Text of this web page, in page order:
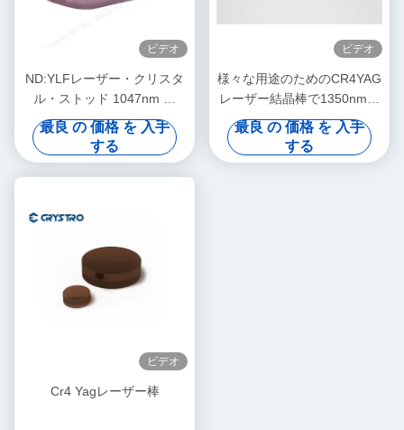
ビデオ
ND:YLFレーザー・クリスタ
ル・ストッド 1047nm と
1053nm で使用
最良 の 価格 を 入手
する
ビデオ
様々な用途のためのCR4YAG
レーザー結晶棒で1350nmか
ら1600nmの幅広い放出波長
範囲
最良 の 価格 を 入手
する
ビデオ
Cr4 Yagレーザー棒